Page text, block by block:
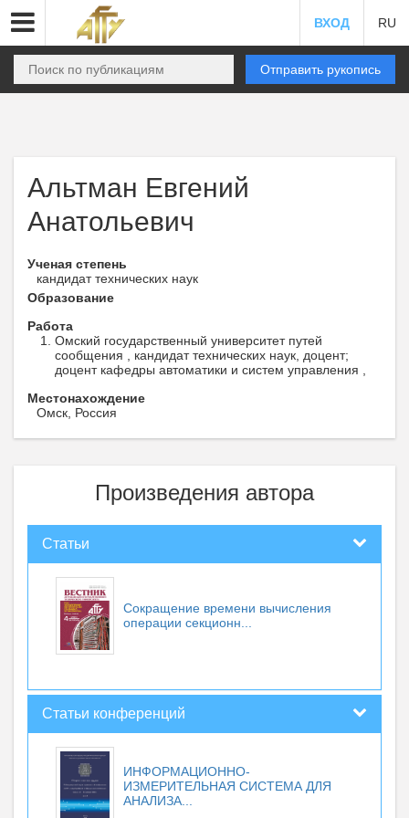
ВХОД RU
Отправить рукопись
Альтман Евгений
Анатольевич
Ученая степень
кандидат технических наук
Образование
Работа
Омский государственный университет путей
сообщения , кандидат технических наук, доцент;
доцент кафедры автоматики и систем управления ,
Местонахождение
Омск, Россия
Произведения автора
Статьи
Сокращение времени вычисления
операции секционн...
Статьи конференций
ИНФОРМАЦИОННО-
ИЗМЕРИТЕЛЬНАЯ СИСТЕМА ДЛЯ
АНАЛИЗА...